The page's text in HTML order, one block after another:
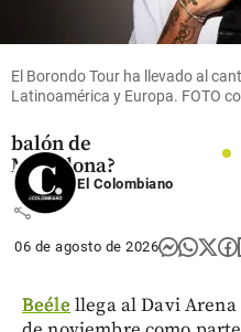
¿cuánto
vale el
balón de
Maradona?
share
El Borondo Tour ha llevado al
Latinoamérica y Europa. FOTO
1
El Colombiano
06 de agosto de 2026
Beéle llega al Davi